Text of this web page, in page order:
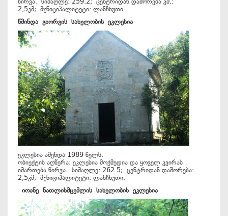
2,5კმ; მუნიციპალიტეტი: ლანჩხუთი.
წმინდა გიორგის სახელობის ეკლესია
ეკლესია აშენდა 1989 წელს.
ობიექტის აღწერა: ეკლესია მოქმედია და ყოველ კვირას
იმართება წირვა. სიმაღლე: 262.5; ცენტრიდან დაშორება:
2,5კმ; მუნიციპალიტეტი: ლანჩხუთი.
იოანე ნათლისმცემლის სახელობის ეკლესია